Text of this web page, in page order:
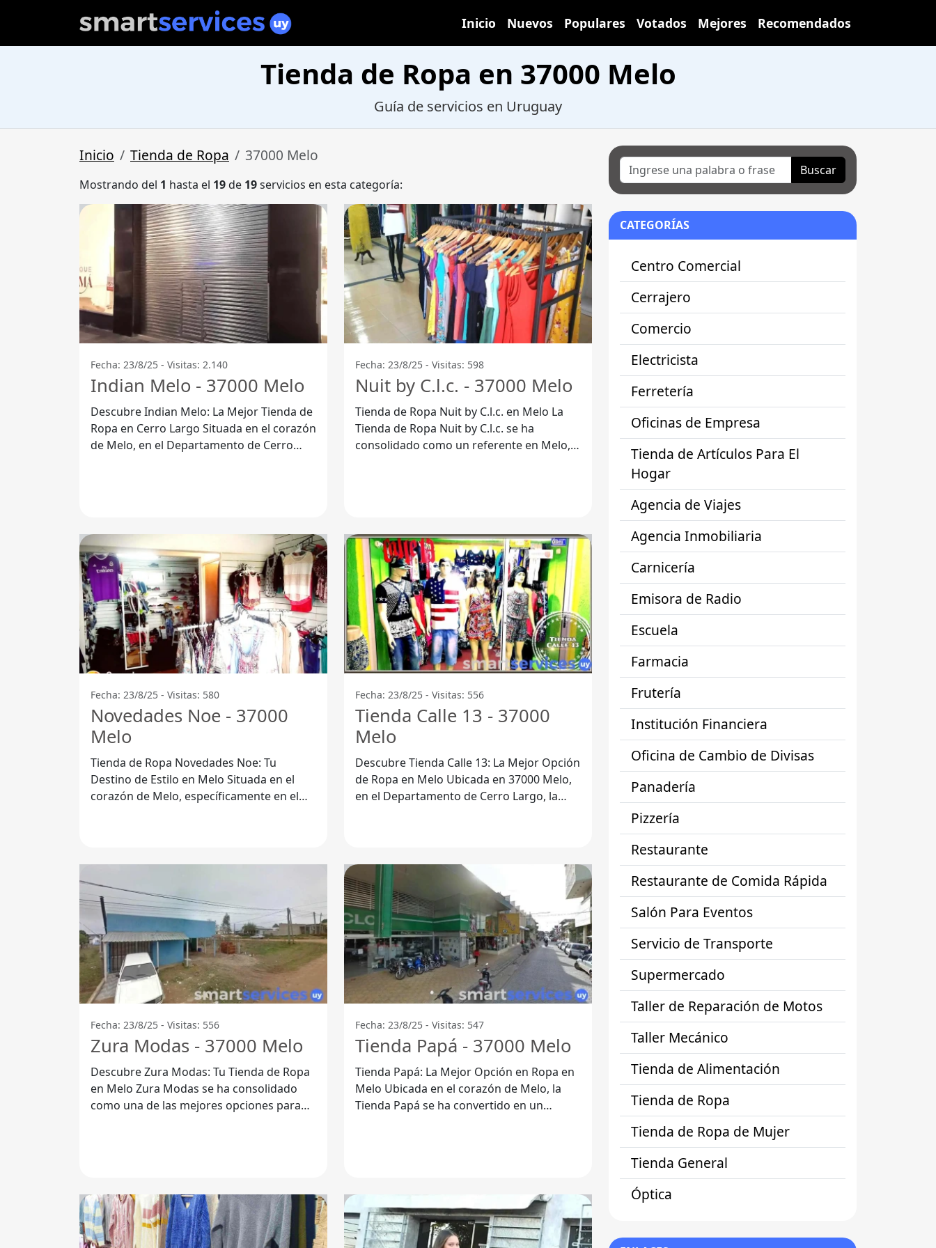
Inicio Nuevos Populares Votados Mejores Recomendados
Tienda de Ropa en 37000 Melo
Guía de servicios en Uruguay
Inicio Tienda de Ropa 37000 Melo
Mostrando del 1 hasta el 19de 19servicios en esta categoría:
Fecha: 23/8/25 - Visitas: 2.140
Indian Melo - 37000 Melo
Descubre Indian Melo: La Mejor Tienda de
Ropa en Cerro Largo Situada en el corazón
de Melo, en el Departamento de Cerro
Fecha: 23/8/25 - Visitas: 598
Nuit by C.l.c. - 37000 Melo
Tienda de Ropa Nuit by C.l.c. en Melo La
Tienda de Ropa Nuit by C.l.c. se ha
consolidado como un referente en Melo,
Fecha: 23/8/25 - Visitas: 580
Novedades Noe - 37000
Melo
Tienda de Ropa Novedades Noe: Tu
Destino de Estilo en Melo Situada en el
corazón de Melo, específicamente en el
Fecha: 23/8/25 - Visitas: 556
Tienda Calle 13 - 37000
Melo
Descubre Tienda Calle 13: La Mejor Opción
de Ropa en Melo Ubicada en 37000 Melo,
en el Departamento de Cerro Largo, la
Fecha: 23/8/25 - Visitas: 556
Zura Modas - 37000 Melo
Descubre Zura Modas: Tu Tienda de Ropa
en Melo Zura Modas se ha consolidado
como una de las mejores opciones para
Fecha: 23/8/25 - Visitas: 547
Tienda Papá - 37000 Melo
Tienda Papá: La Mejor Opción en Ropa en
Melo Ubicada en el corazón de Melo, la
Tienda Papá se ha convertido en un
Buscar
CATEGORÍAS
Centro Comercial
Cerrajero
Comercio
Electricista
Ferretería
Oficinas de Empresa
Tienda de Artículos Para El
Hogar
Agencia de Viajes
Agencia Inmobiliaria
Carnicería
Emisora de Radio
Escuela
Farmacia
Frutería
Institución Financiera
Oficina de Cambio de Divisas
Panadería
Pizzería
Restaurante
Restaurante de Comida Rápida
Salón Para Eventos
Servicio de Transporte
Supermercado
Taller de Reparación de Motos
Taller Mecánico
Tienda de Alimentación
Tienda de Ropa
Tienda de Ropa de Mujer
Tienda General
Óptica